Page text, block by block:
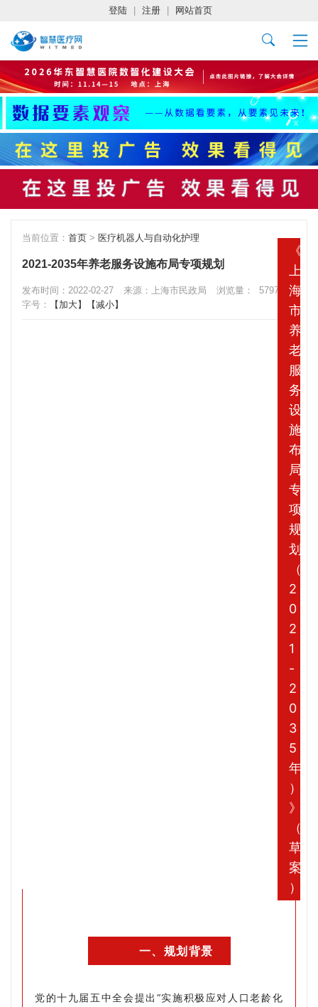
登陆 注册 网站首页
当前位置： 首页 > 医疗机器人与自动化护理
2021-2035年养老服务设施布局专项规划
发布时间：2022-02-27 来源：上海市民政局 浏览量：
5797
字号：
【加大】 【减小】
《
上
海
市
养
老
服
务
设
施
布
局
专
项
规
划
（
2
0
2
1
-
2
0
3
5
年
）
》
（
草
案
）
一、规划背景
党的十九届五中全会提出“实施积极应对人口老龄化